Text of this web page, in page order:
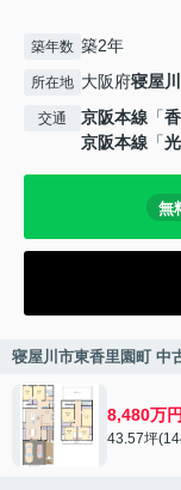
築年数 築2年
所在地 大阪府寝屋
交通 京阪本線 「
京阪本線 「
無
寝屋川市東香里園町 中
8,480万円
43.57坪